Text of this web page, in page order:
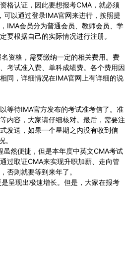
认证，因此要想报考CMA，就必须
以通过登录IMA官网来进行，按照提
IMA会员分为普通会员、教师会员、学
要根据自己的实际情况进行注册。
格，需要缴纳一定的相关费用。费
考试准入费、单科成绩费。各个费用因
同，详细情况在IMA官网上有详细的说
待IMA官方发布的考试准考信了。准
内容，大家请仔细核对。最后，需要注
发送，如果一个星期之内没有收到信
。
然便捷，但是本年度中英文CMA考试
过取证CMA来实现升职加薪、走向管
否则就要等到来年了。
现出极速增长。但是，大家在报考